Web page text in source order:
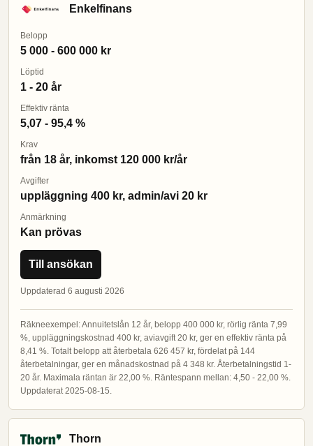
Enkelfinans
Belopp
5 000 - 600 000 kr
Löptid
1 - 20 år
Effektiv ränta
5,07 - 95,4 %
Krav
från 18 år, inkomst 120 000 kr/år
Avgifter
uppläggning 400 kr, admin/avi 20 kr
Anmärkning
Kan prövas
Till ansökan
Uppdaterad 6 augusti 2026
Räkneexempel: Annuitetslån 12 år, belopp 400 000 kr, rörlig ränta 7,99
%, uppläggningskostnad 400 kr, aviavgift 20 kr, ger en effektiv ränta på
8,41 %. Totalt belopp att återbetala 626 457 kr, fördelat på 144
återbetalningar, ger en månadskostnad på 4 348 kr. Återbetalningstid 1-
20 år. Maximala räntan är 22,00 %. Räntespann mellan: 4,50 - 22,00 %.
Uppdaterat 2025-08-15.
Thorn